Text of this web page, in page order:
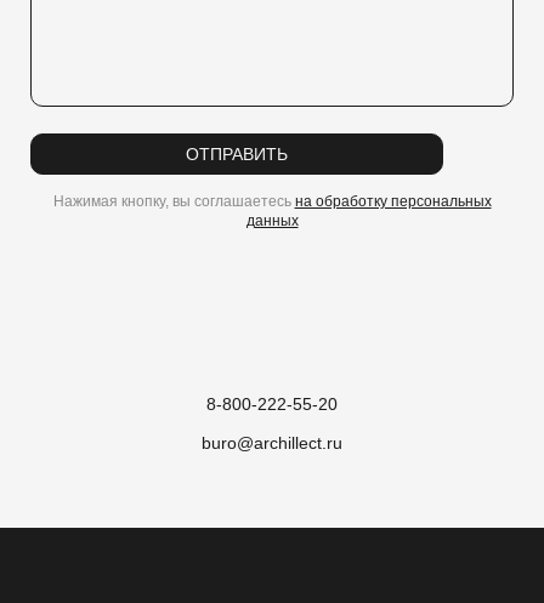
8-800-222-55-20
buro@archillect.ru
ОТПРАВИТЬ
Нажимая кнопку, вы соглашаетесь на обработку персональных
данных